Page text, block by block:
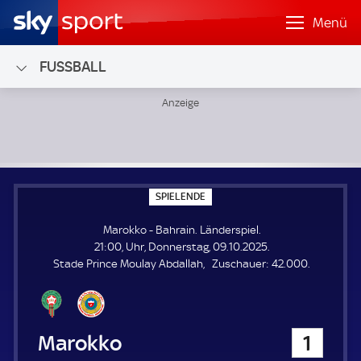
Menü
FUSSBALL
SPIELENDE
P
E
E
Marokko - Bahrain. Länderspiel.
21:00, Uhr, Donnerstag, 09.10.2025.
Stade Prince Moulay Abdallah
Zuschauer: Z
42.000.
Marokko 1